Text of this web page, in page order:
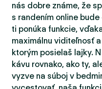
nás dobre známe, že
s randením online
ti ponúka funkcie,
maximálnu viditeľnosť
ktorým posielaš lajky.
kávu rovnako, ako ty,
vyzve na súboj v